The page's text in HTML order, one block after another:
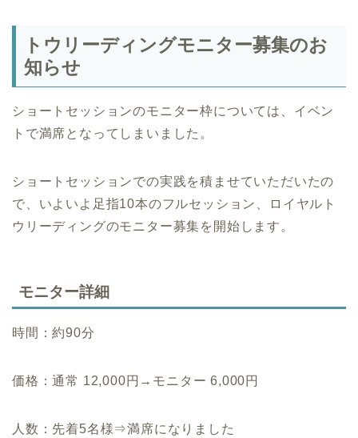
トウリーディングモニター募集のお
知らせ
ショートセッションのモニター枠については、イベン
トで満席となってしまいました。
ショートセッションでの実践を積ませていただいたの
で、いよいよ足指10本のフルセッション、ロイヤルト
ウリーディングのモニター募集を開始します。
モニター詳細
時間：約90分
価格：通常 12,000円→モニター 6,000円
人数：先着5名様⇒満席になりました